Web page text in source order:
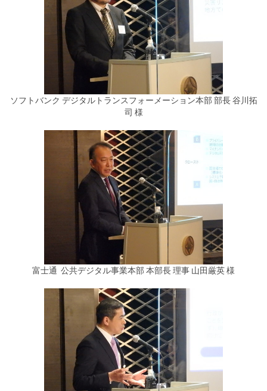
ソフトバンク デジタルトランスフォーメーション本部 部長 谷川拓
司 様
富士通 公共デジタル事業本部 本部長 理事 山田厳英 様